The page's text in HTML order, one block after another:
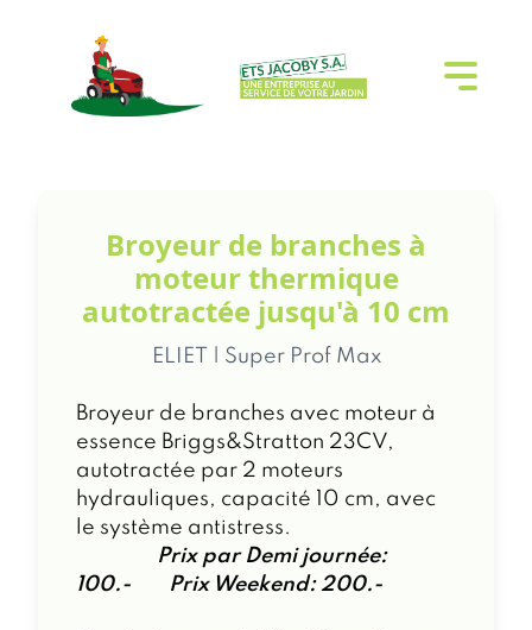
Broyeur de branches à
moteur thermique
autotractée jusqu'à 10 cm
ELIET | Super Prof Max
Broyeur de branches avec moteur à
essence Briggs&Stratton 23CV,
autotractée par 2 moteurs
hydrauliques, capacité 10 cm, avec
le système antistress.
Prix par Demi journée:
100.- Prix Weekend: 200.-